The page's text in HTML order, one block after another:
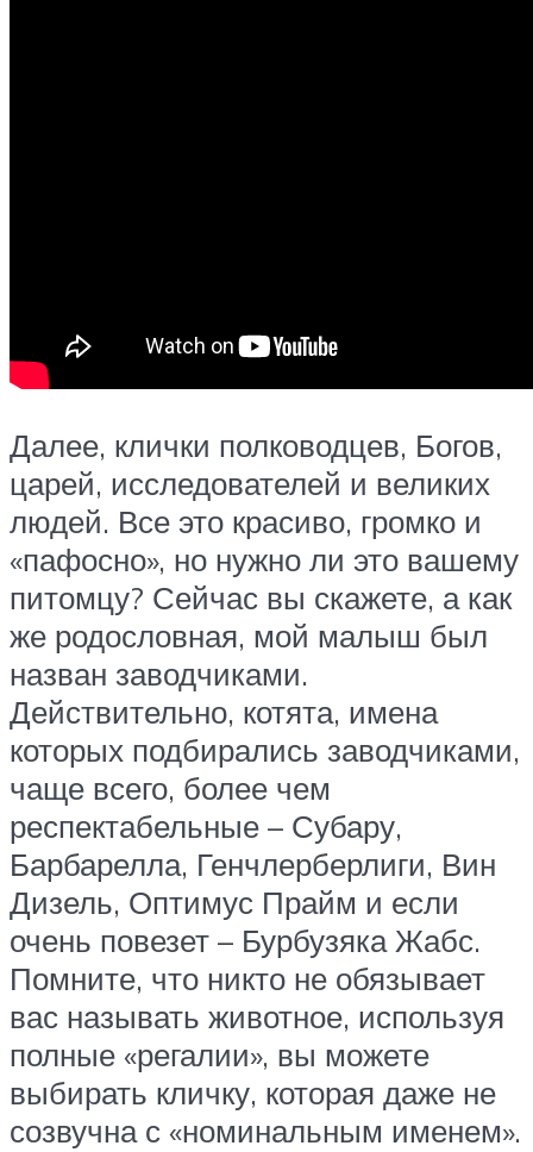
Далее, клички полководцев, Богов,
царей, исследователей и великих
людей. Все это красиво, громко и
«пафосно», но нужно ли это вашему
питомцу? Сейчас вы скажете, а как
же родословная, мой малыш был
назван заводчиками.
Действительно, котята, имена
которых подбирались заводчиками,
чаще всего, более чем
респектабельные – Субару,
Барбарелла, Генчлерберлиги, Вин
Дизель, Оптимус Прайм и если
очень повезет – Бурбузяка Жабс.
Помните, что никто не обязывает
вас называть животное, используя
полные «регалии», вы можете
выбирать кличку, которая даже не
созвучна с «номинальным именем».